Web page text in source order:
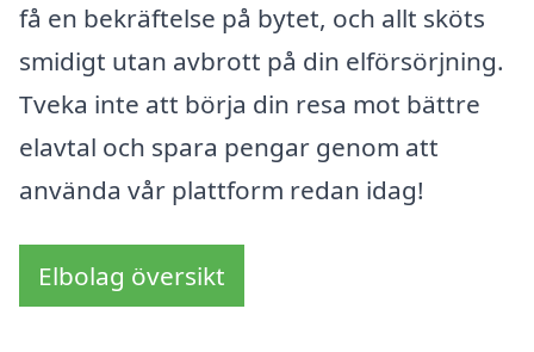
få en bekräftelse på bytet, och allt sköts
smidigt utan avbrott på din elförsörjning.
Tveka inte att börja din resa mot bättre
elavtal och spara pengar genom att
använda vår plattform redan idag!
Elbolag översikt